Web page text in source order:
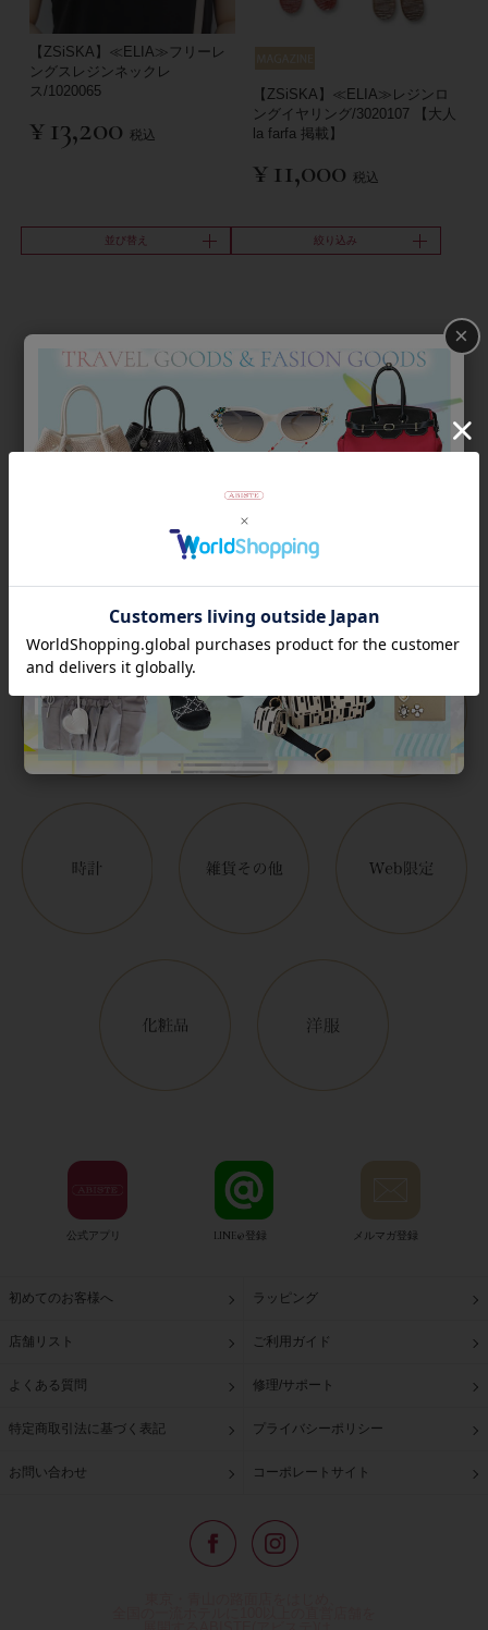
【ZSiSKA】≪ELIA≫フリーレ
ングスレジンネックレ
ス/1020065
¥ 13,200 税込
【ZSiSKA】≪ELIA≫レジンロ
ングイヤリング/3020107 【大人
la farfa 掲載】
¥ 11,000 税込
並び替え 絞り込み
Category
アイテムカテゴリー
公式アプリ LINE@登録 メルマガ登録
初めてのお客様へ ラッピング
店舗リスト ご利用ガイド
よくある質問 修理/サポート
特定商取引法に基づく表記 プライバシーポリシー
お問い合わせ コーポレートサイト
×